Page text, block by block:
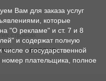
странах
РОССИЯ
Вам для заказа услуг
которые
"О рекламе" и ст. 7 и 8
и содержат полную
о государственной
номер плательщика, полное